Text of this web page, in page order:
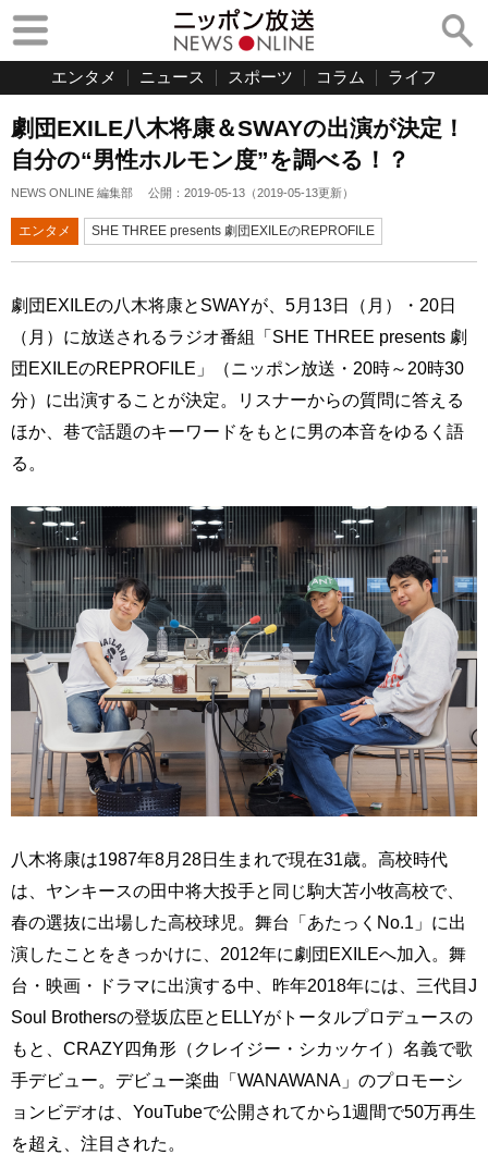
エンタメ ニュース スポーツ コラム ライフ
劇団EXILE八木将康＆SWAYの出演が決定！
自分の“男性ホルモン度”を調べる！？
NEWS ONLINE 編集部 公開： 2019-05-13 （2019-05-13更新）
エンタメ SHE THREE presents 劇団EXILEのREPROFILE
劇団EXILEの八木将康とSWAYが、5月13日（月）・20日
（月）に放送されるラジオ番組「SHE THREE presents 劇
団EXILEのREPROFILE」（ニッポン放送・20時～20時30
分）に出演することが決定。リスナーからの質問に答える
ほか、巷で話題のキーワードをもとに男の本音をゆるく語
る。
八木将康は1987年8月28日生まれで現在31歳。高校時代
は、ヤンキースの田中将大投手と同じ駒大苫小牧高校で、
春の選抜に出場した高校球児。舞台「あたっくNo.1」に出
演したことをきっかけに、2012年に劇団EXILEへ加入。舞
台・映画・ドラマに出演する中、昨年2018年には、三代目J
Soul Brothersの登坂広臣とELLYがトータルプロデュースの
もと、CRAZY四角形（クレイジー・シカッケイ）名義で歌
手デビュー。デビュー楽曲「WANAWANA」のプロモーシ
ョンビデオは、YouTubeで公開されてから1週間で50万再生
を超え、注目された。